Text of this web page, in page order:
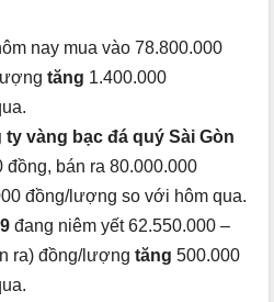
nay mua vào 78.800.000
tăng 1.400.000
ty vàng bạc đá quý Sài Gòn
đồng, bán ra 80.000.000
đồng/lượng so với hôm qua.
đang niêm yết 62.550.000 –
ra) đồng/lượng tăng 500.000